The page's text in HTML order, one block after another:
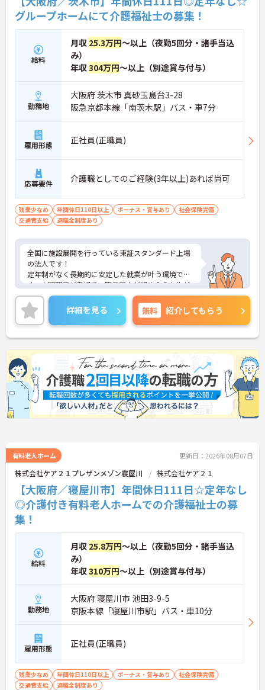
グループホームにて介護福祉士の募集！
給料
月収 25.3万円～以上（夜勤5回分・諸手当込
み）
年収304万円～以上（別途賞与付与）
勤務地
大阪府 茨木市 真砂玉島台3-28
阪急京都本線「南茨木駅」バス・車7分
雇用形態 正社員(正職員)
応募要件 介護職としてのご経験(3年以上)あれば尚可
残業少なめ 年間休日110日以上 ボーナス・賞与あり
社会保険完備
交通費支給
退職金制度あり
全国に施設展開を行っている東証スタンダード上場
の法人です！
定年制がなく長期的に安定した就業が叶う環境で
す。人間関係が良好で、職員同士が認め合う文化が
根付いています。
ご興味のある方には、面接対策ポイントなど、さら
に詳細をご案内しますのでお気軽にご相談くださ
い！
詳細を見る 無料 紹介してもらう
有料老人ホーム 更新日：2026年08月07日
株式会社ケア２１プレザンメゾン寝屋川 株式会社ケア２１
【大阪府／寝屋川市】年間休日111日☆定年なし
◎介護付き有料老人ホームでの介護福祉士の募
集！
給料
月収 25.8万円～以上（夜勤5回分・諸手当込
み）
年収310万円～以上（別途賞与付与）
勤務地
大阪府 寝屋川市 池田3-9-5
京阪本線「寝屋川市駅」バス・車10分
雇用形態 正社員(正職員)
残業少なめ 年間休日110日以上 ボーナス・賞与あり
社会保険完備
交通費支給
退職金制度あり